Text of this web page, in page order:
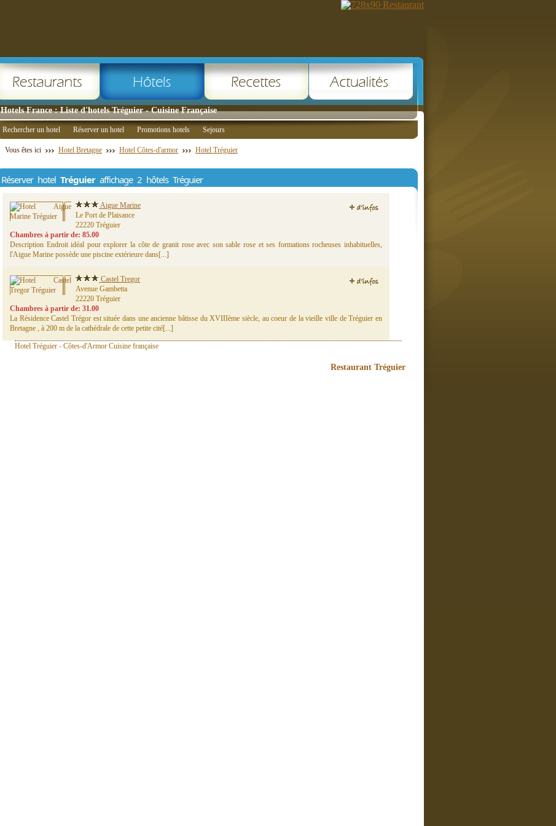
Hotels France : Liste d'hotels Tréguier - Cuisine Française
Rechercher un hotel Réserver un hotel Promotions hotels Sejours
Vous êtes ici Hotel Bretagne Hotel Côtes-d'armor Hotel Tréguier
Réserver hotel Tréguieraffichage 2 hôtels Tréguier
Aigue Marine
Le Port de Plaisance
22220 Tréguier
Chambres à partir de: 85.00
Description Endroit idéal pour explorer la côte de granit rose avec son sable rose et ses formations rocheuses inhabituelles,
l'Aigue Marine possède une piscine extérieure dans[...]
Castel Tregor
Avenue Gambetta
22220 Tréguier
Chambres à partir de: 31.00
La Résidence Castel Trégor est située dans une ancienne bâtisse du XVIIIème siècle, au coeur de la vieille ville de Tréguier en
Bretagne , à 200 m de la cathédrale de cette petite cité[...]
Hotel Tréguier - Côtes-d'Armor Cuisine française
Restaurant Tréguier